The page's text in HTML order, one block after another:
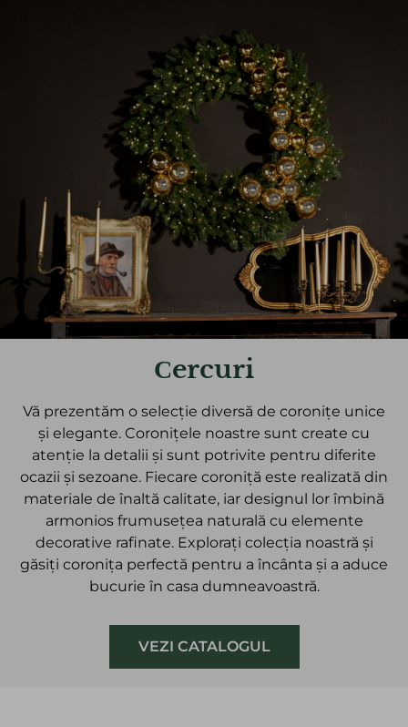
Сercuri
Vă prezentăm o selecție diversă de coronițe unice
și elegante. Coronițele noastre sunt create cu
atenție la detalii și sunt potrivite pentru diferite
ocazii și sezoane. Fiecare coroniță este realizată din
materiale de înaltă calitate, iar designul lor îmbină
armonios frumusețea naturală cu elemente
decorative rafinate. Explorați colecția noastră și
găsiți coronița perfectă pentru a încânta și a aduce
bucurie în casa dumneavoastră.
VEZI CATALOGUL